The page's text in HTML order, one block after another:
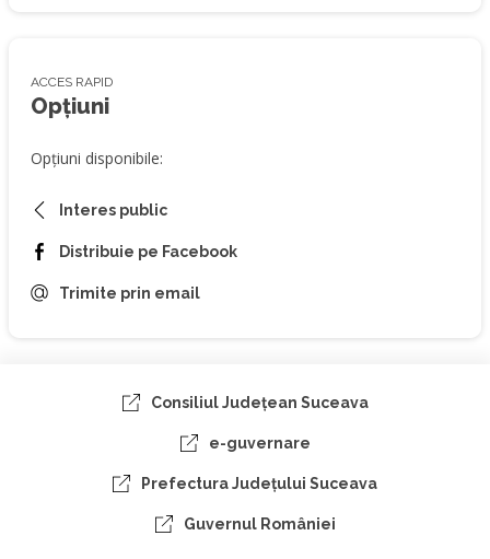
ACCES RAPID
Opțiuni
Opțiuni disponibile:
Interes public
Distribuie pe Facebook
Trimite prin email
Consiliul Judeţean Suceava
e-guvernare
Prefectura Judeţului Suceava
Guvernul României